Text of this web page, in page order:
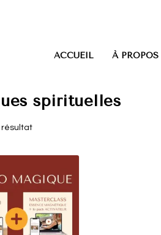
ACCUEIL À PROPOS
spirituelles
résultat